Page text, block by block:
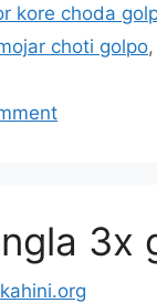
kore choda
choti golpo,
3x